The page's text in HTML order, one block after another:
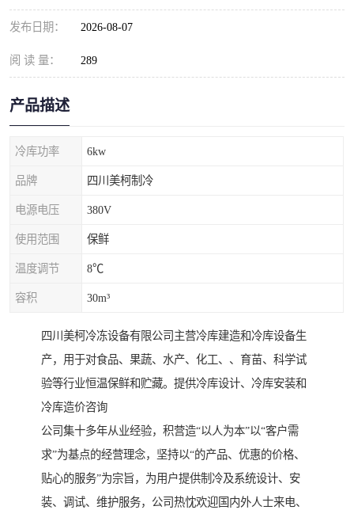
发布日期： 2026-08-07
阅 读 量： 289
产品描述
冷库功率 6kw
品牌 四川美柯制冷
电源电压 380V
使用范围 保鲜
温度调节 8℃
容积 30m³
四川美柯冷冻设备有限公司主营冷库建造和冷库设备生
产，用于对食品、果蔬、水产、化工、、育苗、科学试
验等行业恒温保鲜和贮藏。提供冷库设计、冷库安装和
冷库造价咨询
公司集十多年从业经验，积营造“以人为本”以“客户需
求”为基点的经营理念，坚持以“的产品、优惠的价格、
贴心的服务”为宗旨，为用户提供制冷及系统设计、安
装、调试、维护服务，公司热忱欢迎国内外人士来电、